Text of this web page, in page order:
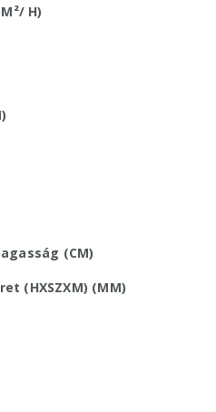
H)
(CM)
(HXSZXM) (MM)